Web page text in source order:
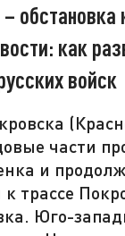
обстановка
как
войск
части
и
трассе
Юго-